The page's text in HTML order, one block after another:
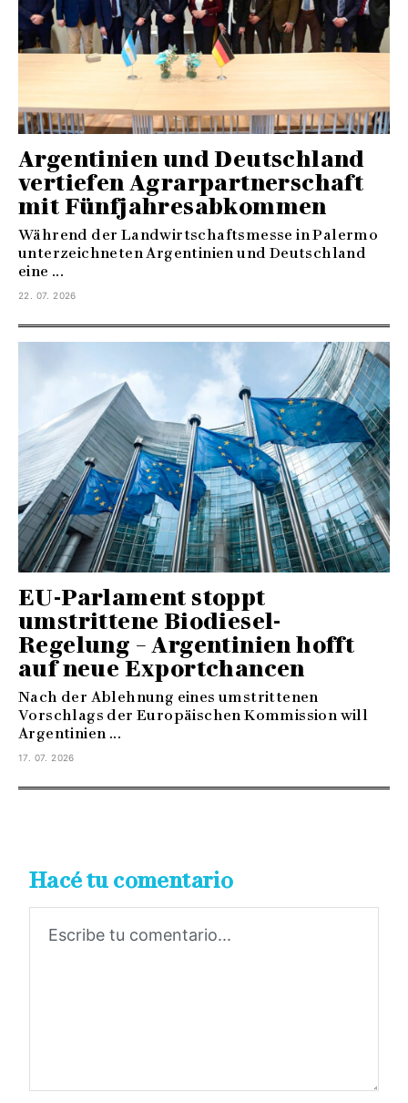
Argentinien und Deutschland
vertiefen Agrarpartnerschaft
mit Fünfjahresabkommen
Während der Landwirtschaftsmesse in Palermo
unterzeichneten Argentinien und Deutschland
eine ...
22. 07. 2026
EU-Parlament stoppt
umstrittene Biodiesel-
Regelung – Argentinien hofft
auf neue Exportchancen
Nach der Ablehnung eines umstrittenen
Vorschlags der Europäischen Kommission will
Argentinien ...
17. 07. 2026
Hacé tu comentario